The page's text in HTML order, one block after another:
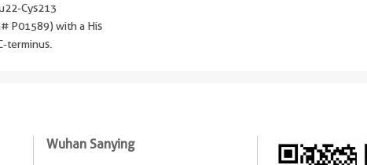
Cys213
P01589) with a His
terminus.
Wuhan Sanying